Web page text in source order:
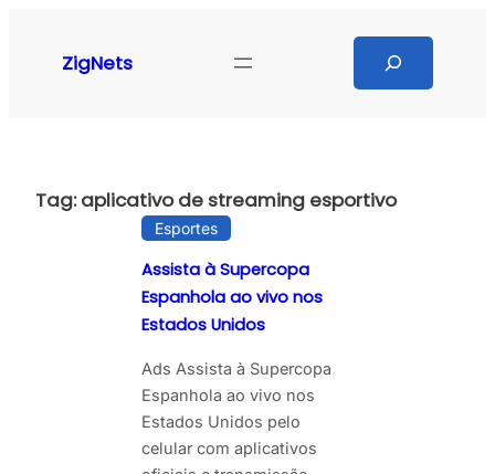
ZigNets
Tag:aplicativo de streaming esportivo
Esportes
Assista à Supercopa
Espanhola ao vivo nos
Estados Unidos
Ads Assista à Supercopa
Espanhola ao vivo nos
Estados Unidos pelo
celular com aplicativos